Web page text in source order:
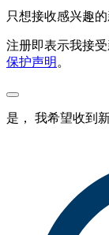
只想接收感兴趣
注册即表示我接
保护声明 。
是， 我希望收到